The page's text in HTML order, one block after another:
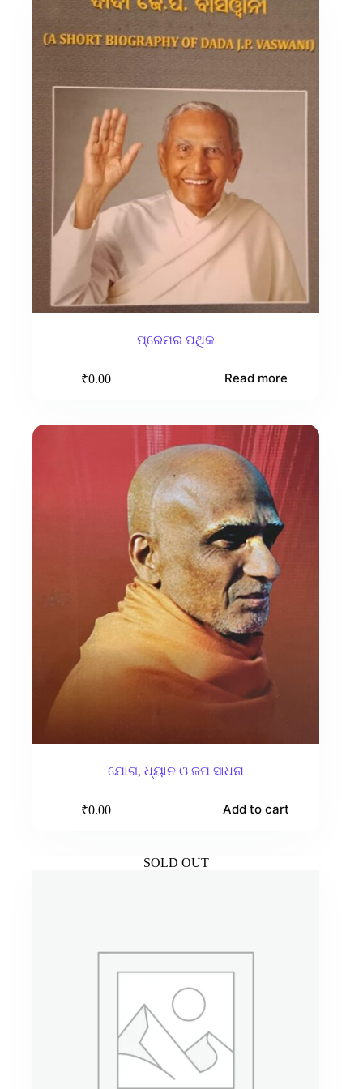
ପ୍ରେମର ପଥିକ
₹0.00 Read more
ଯୋଗ, ଧ୍ୟାନ ଓ ଜପ ସାଧନା
₹0.00 Add to cart
SOLD OUT